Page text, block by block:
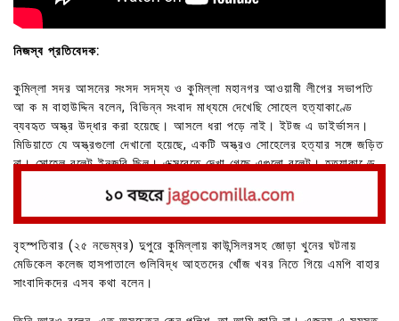
নিজস্ব প্রতিবেদক:
কুমিল্লা সদর আসনের সংসদ সদস্য ও কুমিল্লা মহানগর আওয়ামী লীগের সভাপতি
আ ক ম বাহাউদ্দিন বলেন, বিভিন্ন সংবাদ মাধ্যমে দেখেছি সোহেল হত্যাকাণ্ডে
ব্যবহৃত অস্ত্র উদ্ধার করা হয়েছে। আসলে ধরা পড়ে নাই। ইটজ এ ডাইর্ভাসন।
মিডিয়াতে যে অস্ত্রগুলো দেখানো হয়েছে, একটি অস্ত্রও সোহেলের হত্যার সঙ্গে জড়িত
না। সোহেল বুলেট ইনজুরি ছিল। এক্সরেতে দেখা গেছে এগুলো বুলেট। হত্যাকাণ্ডে
বৃহস্পতিবার (২৫ নভেম্বর) দুপুরে কুমিল্লায় কাউন্সিলরসহ জোড়া খুনের ঘটনায়
মেডিকেল কলেজ হাসপাতালে গুলিবিদ্ধ আহতদের খোঁজ খবর নিতে গিয়ে এমপি বাহার
সাংবাদিকদের এসব কথা বলেন।